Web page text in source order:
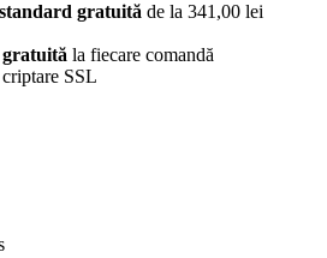
gratuită de la 341,00 lei
la fiecare comandă
SSL